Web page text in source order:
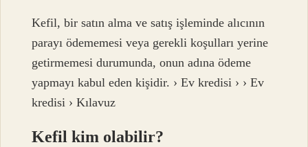
Kefil, bir satın alma ve satış işleminde alıcının
parayı ödememesi veya gerekli koşulları yerine
getirmemesi durumunda, onun adına ödeme
yapmayı kabul eden kişidir. › Ev kredisi › › Ev
kredisi › Kılavuz
Kefil kim olabilir?